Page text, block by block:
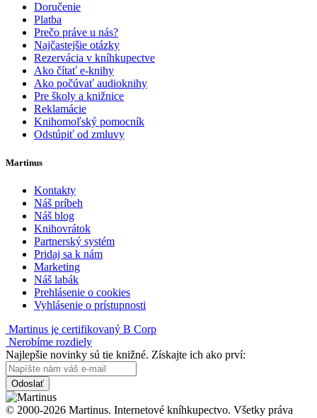
Doručenie
Platba
Prečo práve u nás?
Najčastejšie otázky
Rezervácia v kníhkupectve
Ako čítať e-knihy
Ako počúvať audioknihy
Pre školy a knižnice
Reklamácie
Knihomoľský pomocník
Odstúpiť od zmluvy
Martinus
Kontakty
Náš príbeh
Náš blog
Knihovrátok
Partnerský systém
Pridaj sa k nám
Marketing
Náš labák
Prehlásenie o cookies
Vyhlásenie o prístupnosti
Martinus je certifikovaný B Corp
Nerobíme rozdiely
Najlepšie novinky sú tie knižné. Získajte ich ako prví:
Odoslať
© 2000-2026 Martinus. Internetové kníhkupectvo. Všetky práva